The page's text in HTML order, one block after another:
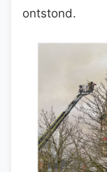
ontstond.